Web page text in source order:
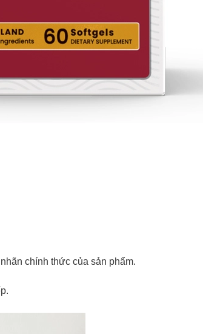
chính thức của sản phẩm.